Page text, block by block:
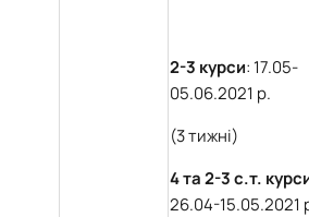
2-3 курси: 17.05-
05.06.2021 р.
(3 тижні)
4 та 2-3 с.т.
26.04-15.05.2021